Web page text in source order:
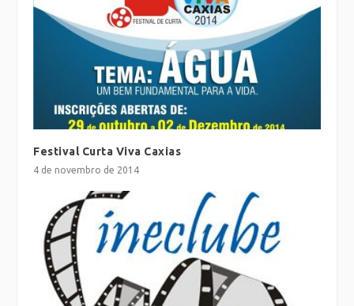
Festival Curta Viva Caxias
4 de novembro de 2014